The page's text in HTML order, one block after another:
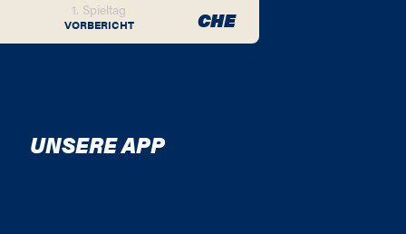
1. Spieltag
VORBERICHT CHE
UNSERE APP